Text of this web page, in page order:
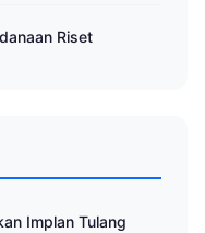
Riset
Implan Tulang